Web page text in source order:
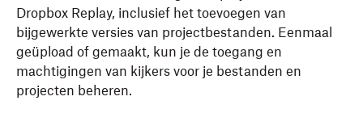
Dropbox Replay, inclusief het toevoegen van
bijgewerkte versies van projectbestanden. Eenmaal
geüpload of gemaakt, kun je de toegang en
machtigingen van kijkers voor je bestanden en
projecten beheren.